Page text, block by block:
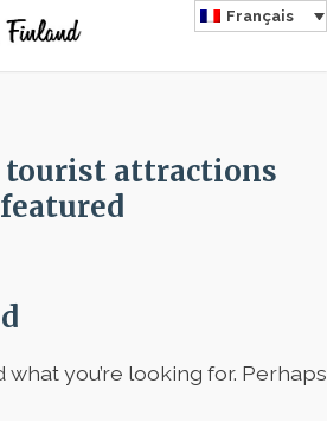
Français
tourist attractions
featured
what you’re looking for. Perhaps